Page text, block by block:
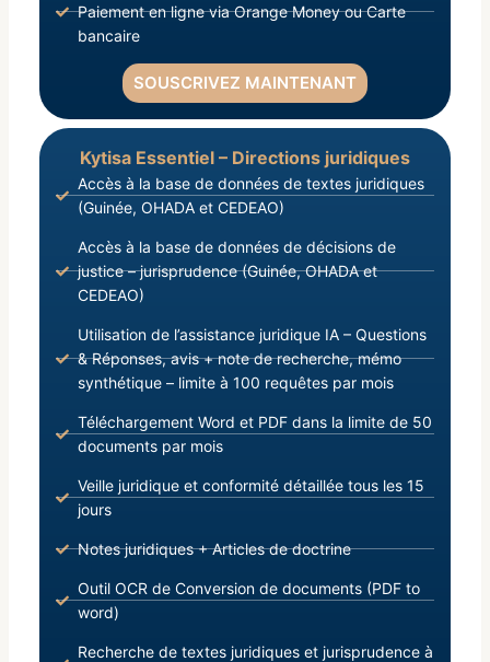
Paiement en ligne via Orange Money ou Carte
bancaire
SOUSCRIVEZ MAINTENANT
Kytisa Essentiel – Directions juridiques
Accès à la base de données de textes juridiques
(Guinée, OHADA et CEDEAO)
Accès à la base de données de décisions de
justice – jurisprudence (Guinée, OHADA et
CEDEAO)
Utilisation de l’assistance juridique IA – Questions
& Réponses, avis + note de recherche, mémo
synthétique – limite à 100 requêtes par mois
Téléchargement Word et PDF dans la limite de 50
documents par mois
Veille juridique et conformité détaillée tous les 15
jours
Notes juridiques + Articles de doctrine
Outil OCR de Conversion de documents (PDF to
word)
Recherche de textes juridiques et jurisprudence à